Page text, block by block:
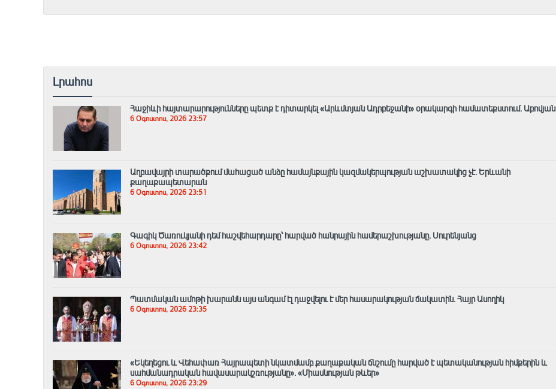
Լրահոս
Հաջիևի հայտարարությունները պետք է դիտարկել «Արևմտյան Ադրբեջանի» օրակարգի համատեքստում․ Աբովյան
6 Օգոստոս, 2026 23:57
Աղբավայրի տարածքում մահացած անձը համայնքային կազմակերպության աշխատակից չէ․ Երևանի
քաղաքապետարան
6 Օգոստոս, 2026 23:51
Գագիկ Ծառուկյանի դեմ հաշվեհարդարը՝ հարված հանրային համերաշխությանը. Սուրենյանց
6 Օգոստոս, 2026 23:42
Պատմական ամոթի խարանն այս անգամ էլ դաջվելու է մեր հասարակության ճակատին․ Հայր Ասողիկ
6 Օգոստոս, 2026 23:35
«Եկեղեցու և Վեհափառ Հայրապետի նկատմամբ քաղաքական ճնշումը հարված է պետականության հիմքերին և
սահմանադրական հավասարակշռությանը»․ «Միասնության թևեր»
6 Օգոստոս, 2026 23:29